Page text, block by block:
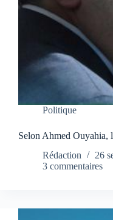
Politique
Selon Ahmed
Rédaction
26
3 commentaires